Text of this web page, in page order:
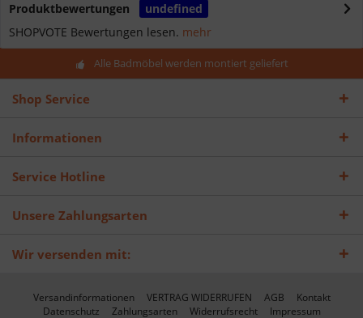
Produktbewertungen
undefined
SHOPVOTE Bewertungen lesen. mehr
Alle Badmöbel werden montiert geliefert
Shop Service
Informationen
Service Hotline
Unsere Zahlungsarten
Wir versenden mit:
Versandinformationen VERTRAG WIDERRUFEN AGB
Kontakt
Datenschutz
Zahlungsarten Widerrufsrecht Impressum